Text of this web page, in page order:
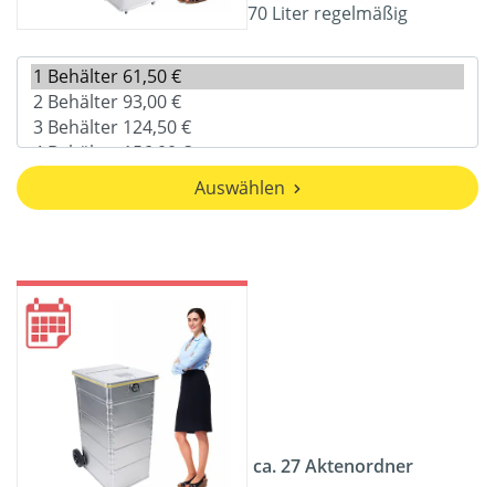
70 Liter regelmäßig
Auswählen
ca. 27 Aktenordner